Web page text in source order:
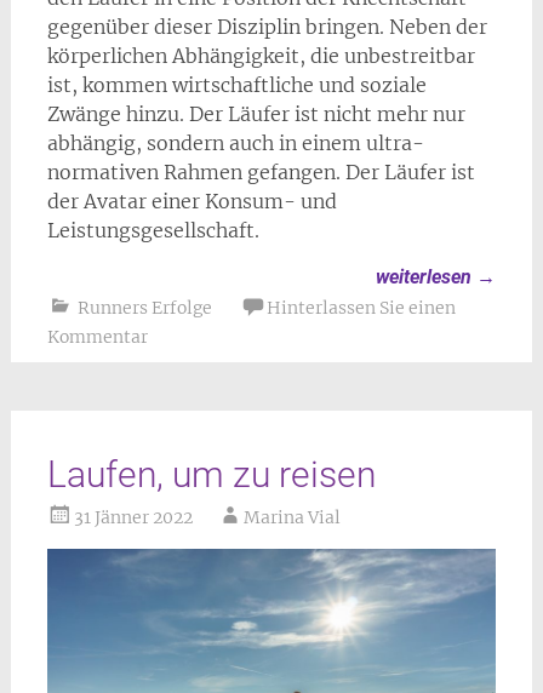
gegenüber dieser Disziplin bringen. Neben der
körperlichen Abhängigkeit, die unbestreitbar
ist, kommen wirtschaftliche und soziale
Zwänge hinzu. Der Läufer ist nicht mehr nur
abhängig, sondern auch in einem ultra-
normativen Rahmen gefangen. Der Läufer ist
der Avatar einer Konsum- und
Leistungsgesellschaft.
weiterlesen →
Runners Erfolge
Hinterlassen Sie einen
Kommentar
Laufen, um zu reisen
31 Jänner 2022 Marina Vial